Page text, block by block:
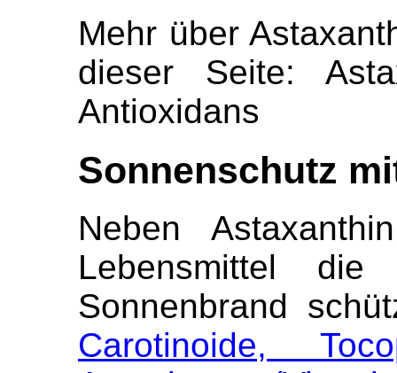
Mehr über
dieser Seite:
Antioxidans
Sonnenschutz
Neben
Lebensmittel
Sonnenbrand
Carotinoide,